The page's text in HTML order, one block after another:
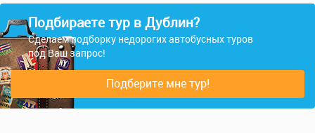
Подбираете тур в Дублин?
Сделаем подборку недорогих автобусных туров
под Ваш запрос!
Подберите мне тур!